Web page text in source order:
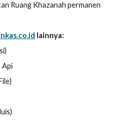
Ruang Khazanah permanen
lainnya:
Api